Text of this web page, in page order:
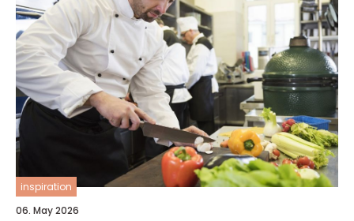
inspiration
06. May 2026